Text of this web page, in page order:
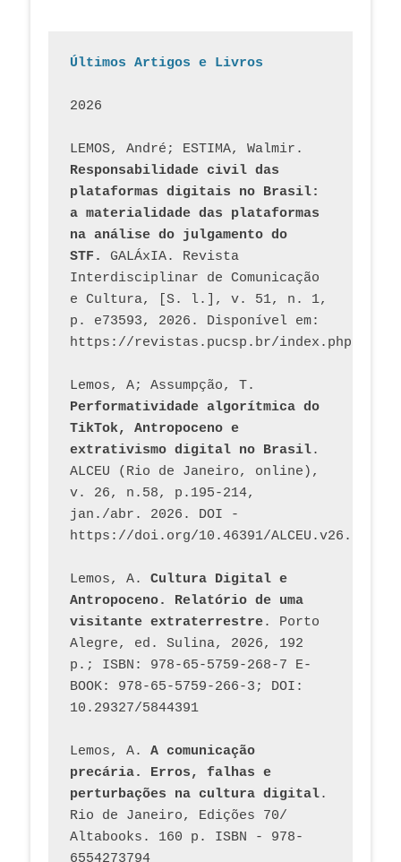
Últimos Artigos e Livros
2026
Responsabilidade civil das
plataformas digitais no Brasil:
a materialidade das plataformas
na análise do julgamento do
STF.
GALÁxIA. Revista
Interdisciplinar de Comunicação
e Cultura, [S. l.], v. 51, n. 1,
p. e73593, 2026. Disponível em:
Performatividade algorítmica do
TikTok, Antropoceno e
extrativismo digital no Brasil.
ALCEU (Rio de Janeiro, online),
v. 26, n.58, p.195-214,
jan./abr. 2026. DOI -
https://doi.org/10.46391/
Lemos, A. Cultura Digital e
Antropoceno. Relatório de uma
visitante extraterrestre. Porto
Alegre, ed. Sulina, 2026, 192
p.; ISBN: 978-65-5759-268-7 E-
BOOK: 978-65-5759-266-3; DOI:
10.29327/5844391
Lemos, A. A comunicação
precária. Erros, falhas e
perturbações na cultura digital.
Rio de Janeiro, Edições 70/
Altabooks. 160 p. ISBN - 978-